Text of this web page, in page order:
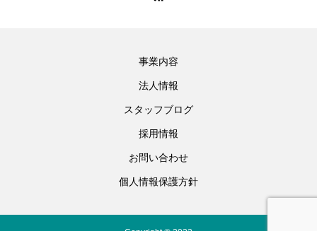
事業内容
法人情報
スタッフブログ
採用情報
お問い合わせ
個人情報保護方針